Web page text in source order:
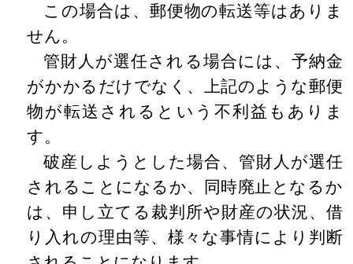
この場合は、郵便物の転送等はありま
せん。
管財人が選任される場合には、予納金
がかかるだけでなく、上記のような郵便
物が転送されるという不利益もありま
す。
破産しようとした場合、管財人が選任
されることになるか、同時廃止となるか
は、申し立てる裁判所や財産の状況、借
り入れの理由等、様々な事情により判断